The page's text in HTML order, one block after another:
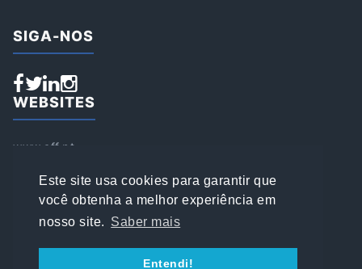
Este site usa cookies para garantir que
você obtenha a melhor experiência em
nosso site. Saber mais
Entendi!
SIGA-NOS
WEBSITES
www.aff.pt
www.loja.affsports.pt
PESQUISAR